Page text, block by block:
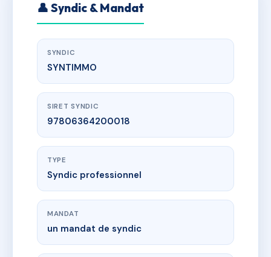
👤 Syndic & Mandat
SYNDIC
SYNTIMMO
SIRET SYNDIC
97806364200018
TYPE
Syndic professionnel
MANDAT
un mandat de syndic